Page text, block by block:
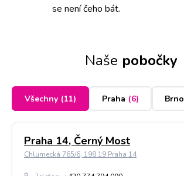
se není čeho bát.
Naše pobočky
Všechny (11) Praha (6) Brno
Praha 14, Černý Most
Chlumecká 765/6, 198 19 Praha 14